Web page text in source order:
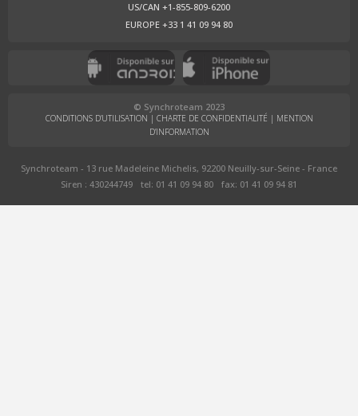
US/CAN +1-855-809-6200
EUROPE +33 1 41 09 94 80
© Synchroteam 2023
CONDITIONS D’UTILISATION | CHARTE DE CONFIDENTIALITÉ | MENTION
D’INFORMATION
Synchroteam - 13 rue Madeleine Michelis, 92200 Neuilly-sur-Seine - France
Siren : 430244749
tel: 01 41 09 94 80 fax: 01 41 09 94 81